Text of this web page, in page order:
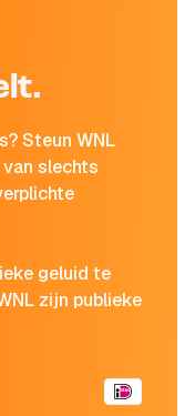
Steun WNL
slechts
geluid te
zijn publieke